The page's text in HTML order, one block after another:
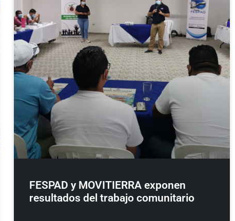
FESPAD y MOVITIERRA exponen
resultados del trabajo comunitario